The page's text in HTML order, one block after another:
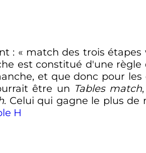
: « match des trois étapes
est constitué d'une
et que donc pour
être un Tables match
. Celui qui gagne le plus
H